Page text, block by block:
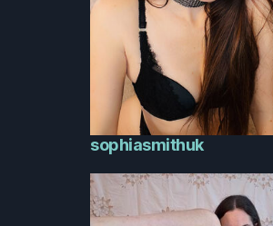
sophiasmithuk